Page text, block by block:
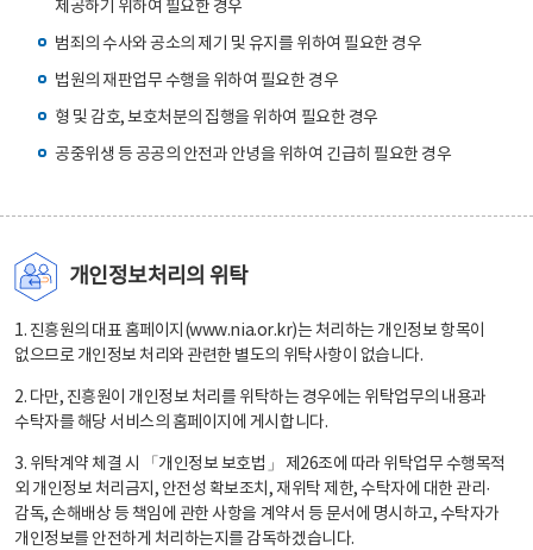
제공하기 위하여 필요한 경우
범죄의 수사와 공소의 제기 및 유지를 위하여 필요한 경우
법원의 재판업무 수행을 위하여 필요한 경우
형 및 감호, 보호처분의 집행을 위하여 필요한 경우
공중위생 등 공공의 안전과 안녕을 위하여 긴급히 필요한 경우
개인정보처리의 위탁
1. 진흥원의 대표 홈페이지(www.nia.or.kr)는 처리하는 개인정보 항목이
없으므로 개인정보 처리와 관련한 별도의 위탁사항이 없습니다.
2. 다만, 진흥원이 개인정보 처리를 위탁하는 경우에는 위탁업무의 내용과
수탁자를 해당 서비스의 홈페이지에 게시합니다.
3. 위탁계약 체결 시 「개인정보 보호법」 제26조에 따라 위탁업무 수행목적
외 개인정보 처리금지, 안전성 확보조치, 재위탁 제한, 수탁자에 대한 관리·
감독, 손해배상 등 책임에 관한 사항을 계약서 등 문서에 명시하고, 수탁자가
개인정보를 안전하게 처리하는지를 감독하겠습니다.